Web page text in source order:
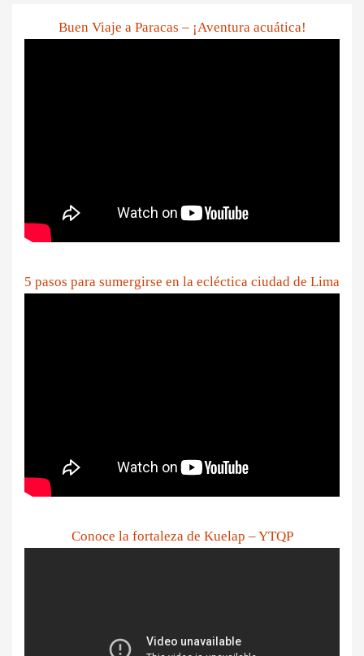
Buen Viaje a Paracas – ¡Aventura acuática!
5 pasos para sumergirse en la ecléctica ciudad de Lima
Conoce la fortaleza de Kuelap – YTQP